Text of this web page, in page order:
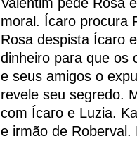
moral. Ícaro procura
Rosa despista Ícaro
dinheiro para que os
e seus amigos o
revele seu segredo.
com Ícaro e Luzia.
e irmão de